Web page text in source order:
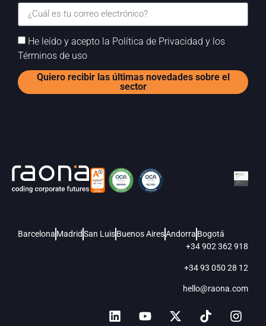
He leído y acepto la Política de Privacidad y los
Términos de uso
Quiero recibir las últimas novedades sobre el
sector
Barcelona MadridSan LuisBuenos AiresAndorra Bogotá
+34 902 362 918
+34 93 050 28 12
hello@raona.com